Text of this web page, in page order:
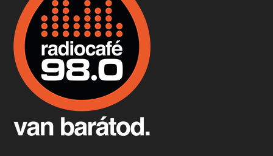
Fermentáljunk, a testünk meghálálja!
Apr 3, 2026 • 00:36:07